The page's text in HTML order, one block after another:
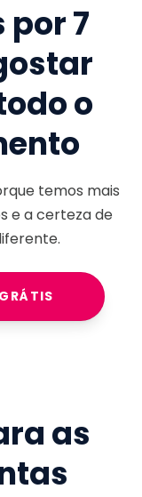
por 7
o
temos mais
e a certeza de
as